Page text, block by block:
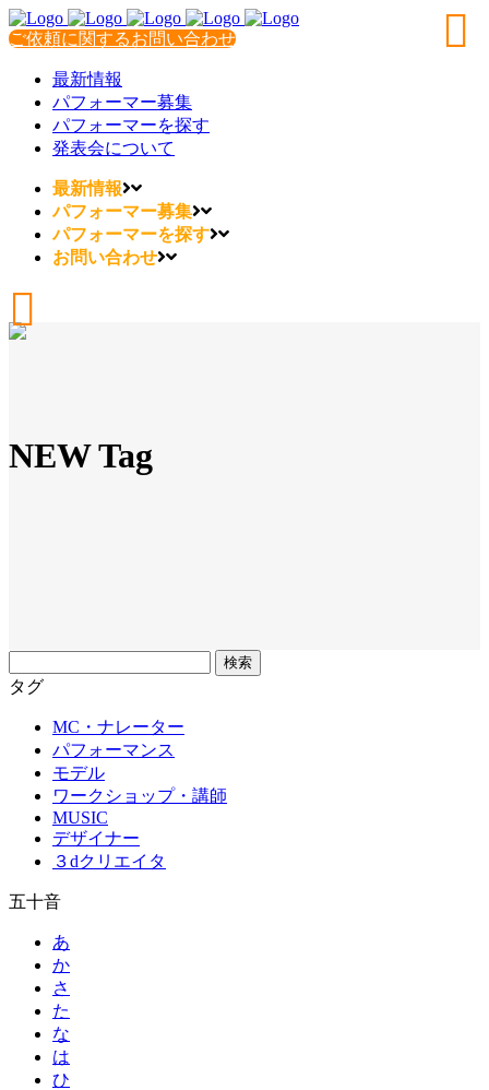
ご依頼に関するお問い合わせ
最新情報
パフォーマー募集
パフォーマーを探す
発表会について
最新情報
パフォーマー募集
パフォーマーを探す
お問い合わせ
NEW Tag
リ
タグ
MC・ナレーター
パフォーマンス
モデル
ワークショップ・講師
MUSIC
デザイナー
３dクリエイタ
五十音
あ
か
さ
た
な
は
ひ